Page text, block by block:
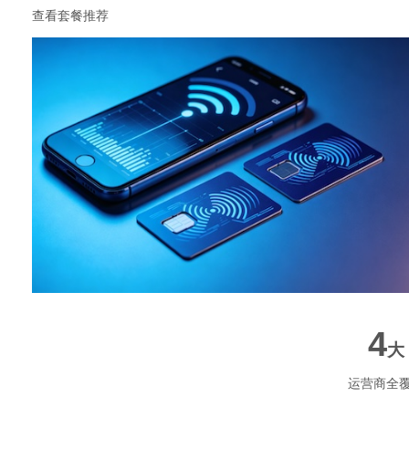
查看套餐推荐
4大
运营商全